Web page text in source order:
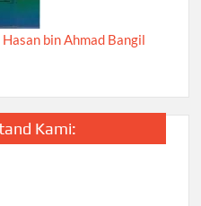
bin Ahmad Bangil
Kami: